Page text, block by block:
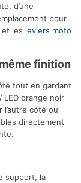
d’une
pour
et les leviers moto
finition
tout en gardant
orange noir
l’autre côté ou
directement
support, la